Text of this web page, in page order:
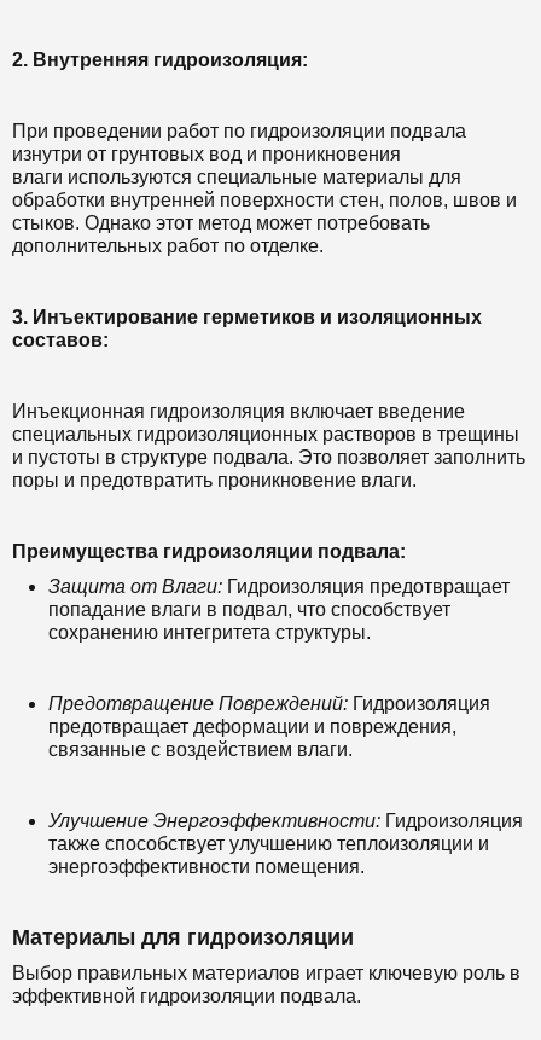
2. Внутренняя гидроизоляция:
При проведении работ по гидроизоляции подвала
изнутри от грунтовых вод и проникновения
влаги используются специальные материалы для
обработки внутренней поверхности стен, полов, швов и
стыков. Однако этот метод может потребовать
дополнительных работ по отделке.
3. Инъектирование герметиков и изоляционных
составов:
Инъекционная гидроизоляция включает введение
специальных гидроизоляционных растворов в трещины
и пустоты в структуре подвала. Это позволяет заполнить
поры и предотвратить проникновение влаги.
Преимущества гидроизоляции подвала:
Защита от Влаги: Гидроизоляция предотвращает
попадание влаги в подвал, что способствует
сохранению интегритета структуры.
Предотвращение Повреждений: Гидроизоляция
предотвращает деформации и повреждения,
связанные с воздействием влаги.
Улучшение Энергоэффективности: Гидроизоляция
также способствует улучшению теплоизоляции и
энергоэффективности помещения.
Материалы для гидроизоляции
Выбор правильных материалов играет ключевую роль в
эффективной гидроизоляции подвала.